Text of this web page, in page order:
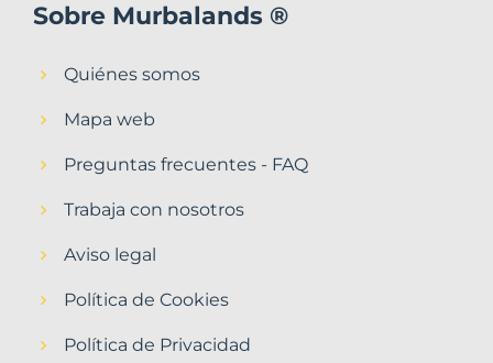
Sobre Murbalands ®
Quiénes somos
Mapa web
Preguntas frecuentes - FAQ
Trabaja con nosotros
Aviso legal
Política de Cookies
Política de Privacidad